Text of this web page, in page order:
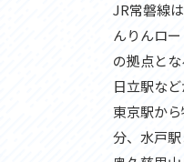
サイクル
休憩所・
りんりん
つくば霞ヶ
議会
オリジナ
台湾「大
JR常磐線
んりんロ
の拠点と
日立駅など
東京駅か
分、水戸駅